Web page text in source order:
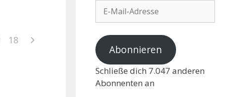
18
Abonnieren
Schließe dich 7.047 anderen
Abonnenten an